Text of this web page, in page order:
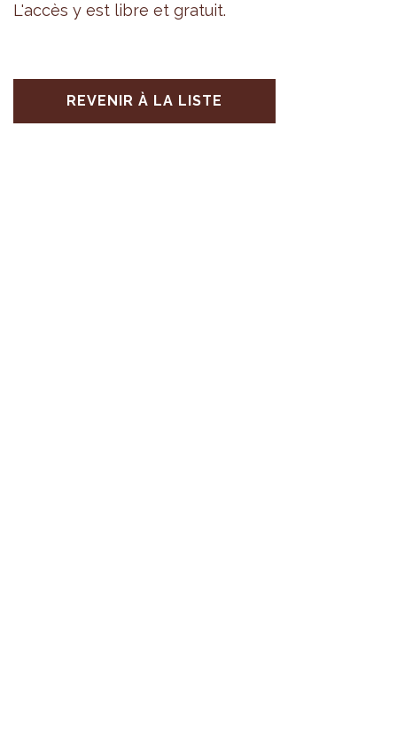
L'ac­cès y est libre et gra­tuit.
REVENIR À LA LISTE